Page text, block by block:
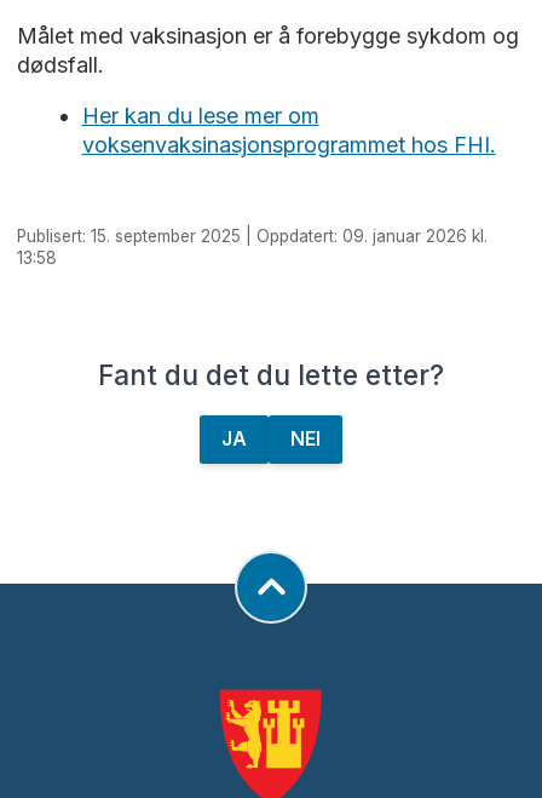
Målet med vaksinasjon er å forebygge sykdom og
dødsfall.
Her kan du lese mer om
voksenvaksinasjonsprogrammet hos FHI.
Publisert: 15. september 2025 | Oppdatert: 09. januar 2026 kl.
13:58
Fant du det du lette etter?
JA NEI